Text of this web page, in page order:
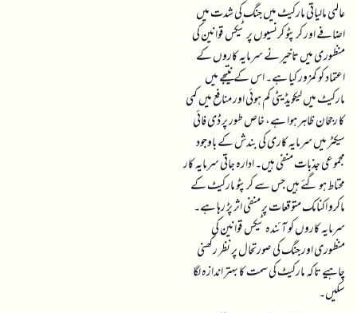
عالمی مالیاتی مارکیٹ میں جنگ کی شدت میں
اضافے اور کرپٹو کرنسیوں پر ٹیکس قوانین کی
منظوری میں تاخیر نے سرمایہ کاروں کے
اعتماد کو کمزور کیا ہے۔ اس کے نتیجے میں
مارکیٹ میں لیکویڈیٹی کم ہوئی اور منافع میں کمی
کا رجحان ظاہر ہوا ہے، خاص طور پر ڈی فائی
سیکٹر میں سرمایہ کاری کی بندش کے باوجود
مجموعی جذبات منفی ہیں۔ ادارہ جاتی سرمایہ کار
محتاط ہو گئے ہیں جس سے کرپٹو مارکیٹ کے
ماکرو اکنامک متوقعات پر منفی اثر پڑ رہا ہے۔
سرمایہ کاروں کو آئندہ ٹیکس قوانین کی
منظوری اور جنگ کی صورتحال پر نظر رکھنی
چاہیے تاکہ مارکیٹ کی سمت کا بہتر اندازہ لگا
سکیں۔